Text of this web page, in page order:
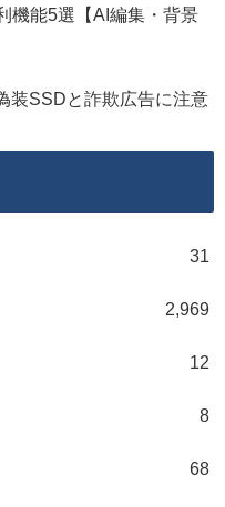
機能5選【AI編集・背景
装SSDと詐欺広告に注意
31
2,969
12
8
68